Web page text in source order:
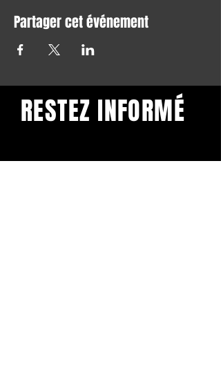
Partager cet événement
vous à notre newsletter.
RESTEZ INFORMÉ